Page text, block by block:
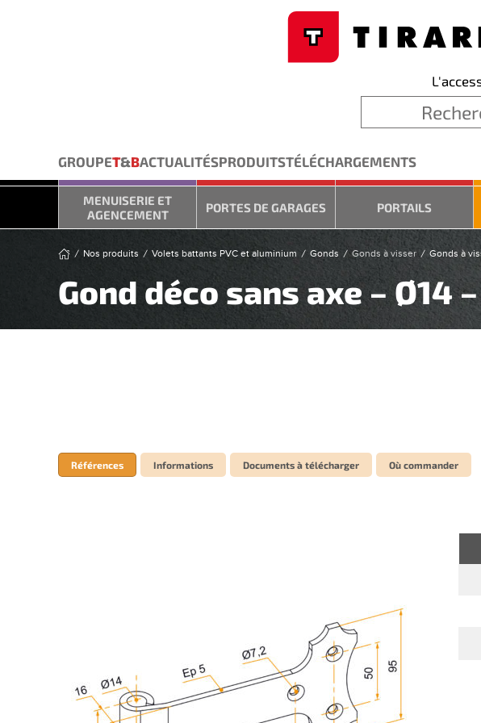
GROUPET&BACTUALITÉSPRODUITSTÉLÉCHARGEMENTS
MENUISERIE ET
AGENCEMENT
PORTES DE GARAGES PORTAILS
Nos produits Volets battants PVC et aluminium Gonds Gonds à visser Gonds à
Gond déco sans axe – Ø14
Références Informations Documents à télécharger Où commander